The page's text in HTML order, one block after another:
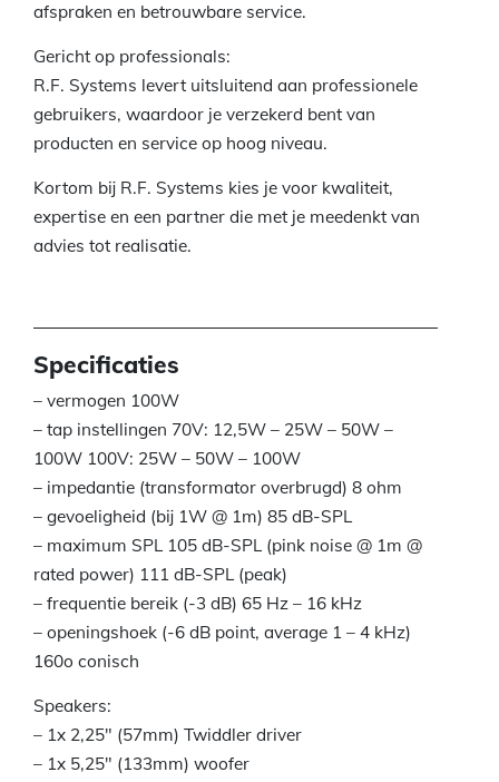
afspraken en betrouwbare service.
Gericht op professionals:
R.F. Systems levert uitsluitend aan professionele
gebruikers, waardoor je verzekerd bent van
producten en service op hoog niveau.
Kortom bij R.F. Systems kies je voor kwaliteit,
expertise en een partner die met je meedenkt van
advies tot realisatie.
Specificaties
– vermogen 100W
– tap instellingen 70V: 12,5W – 25W – 50W –
100W 100V: 25W – 50W – 100W
– impedantie (transformator overbrugd) 8 ohm
– gevoeligheid (bij 1W @ 1m) 85 dB-SPL
– maximum SPL 105 dB-SPL (pink noise @ 1m @
rated power) 111 dB-SPL (peak)
– frequentie bereik (-3 dB) 65 Hz – 16 kHz
– openingshoek (-6 dB point, average 1 – 4 kHz)
160o conisch
Speakers:
– 1x 2,25″ (57mm) Twiddler driver
– 1x 5,25″ (133mm) woofer